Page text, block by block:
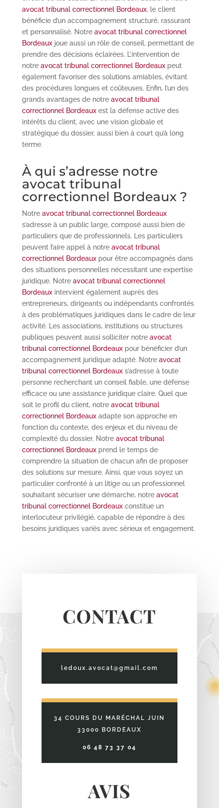
avocat tribunal correctionnel Bordeaux, le client
bénéficie d’un accompagnement structuré, rassurant
et personnalisé. Notre avocat tribunal correctionnel
Bordeauxjoue aussi un rôle de conseil, permettant de
prendre des décisions éclairées. L’intervention de
notre avocat tribunal correctionnel Bordeauxpeut
également favoriser des solutions amiables, évitant
des procédures longues et coûteuses. Enfin, l’un des
grands avantages de notre avocat tribunal
correctionnel Bordeauxest la défense active des
intérêts du client, avec une vision globale et
stratégique du dossier, aussi bien à court qu’à long
terme.
À qui s’adresse notre
avocat tribunal
correctionnel Bordeaux ?
Notre avocat tribunal correctionnel Bordeaux
s’adresse à un public large, composé aussi bien de
particuliers que de professionnels. Les particuliers
peuvent faire appel à notre avocat tribunal
correctionnel Bordeauxpour être accompagnés dans
des situations personnelles nécessitant une expertise
juridique. Notre avocat tribunal correctionnel
Bordeauxintervient également auprès des
entrepreneurs, dirigeants ou indépendants confrontés
à des problématiques juridiques dans le cadre de leur
activité. Les associations, institutions ou structures
publiques peuvent aussi solliciter notre avocat
tribunal correctionnel Bordeauxpour bénéficier d’un
accompagnement juridique adapté. Notre avocat
tribunal correctionnel Bordeauxs’adresse à toute
personne recherchant un conseil fiable, une défense
efficace ou une assistance juridique claire. Quel que
soit le profil du client, notre avocat tribunal
correctionnel Bordeauxadapte son approche en
fonction du contexte, des enjeux et du niveau de
complexité du dossier. Notre avocat tribunal
correctionnel Bordeauxprend le temps de
comprendre la situation de chacun afin de proposer
des solutions sur mesure. Ainsi, que vous soyez un
particulier confronté à un litige ou un professionnel
souhaitant sécuriser une démarche, notre avocat
tribunal correctionnel Bordeauxconstitue un
interlocuteur privilégié, capable de répondre à des
besoins juridiques variés avec sérieux et engagement.
CONTACT
ledoux.avocat@gmail.com
34 COURS DU MARÉCHAL JUIN
33000 BORDEAUX
06 48 73 37 04
AVIS